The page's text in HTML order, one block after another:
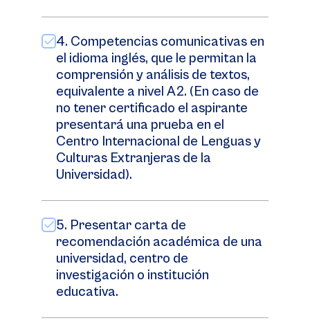
4. Competencias comunicativas en
el idioma inglés, que le permitan la
comprensión y análisis de textos,
equivalente a nivel A2. (En caso de
no tener certificado el aspirante
presentará una prueba en el
Centro Internacional de Lenguas y
Culturas Extranjeras de la
Universidad).
5. Presentar carta de
recomendación académica de una
universidad, centro de
investigación o institución
educativa.